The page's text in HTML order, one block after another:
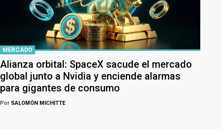
MERCADO
Alianza orbital: SpaceX sacude el mercado
global junto a Nvidia y enciende alarmas
para gigantes de consumo
Por SALOMÓN MICHITTE